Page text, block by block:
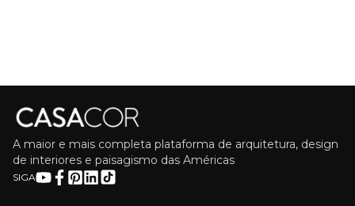
A maior e mais completa plataforma de arquitetura, design
de interiores e paisagismo das Américas
SIGA